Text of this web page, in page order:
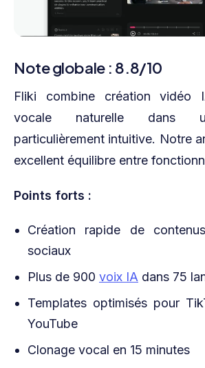
Note globale : 8.8/10
Fliki combine création vidéo
vocale naturelle dans
particulièrement intuitive. Notre
excellent équilibre entre
Points forts :
Création rapide de
sociaux
Plus de 900 voix IA dans 75
Templates optimisés pour
YouTube
Clonage vocal en 15 minutes